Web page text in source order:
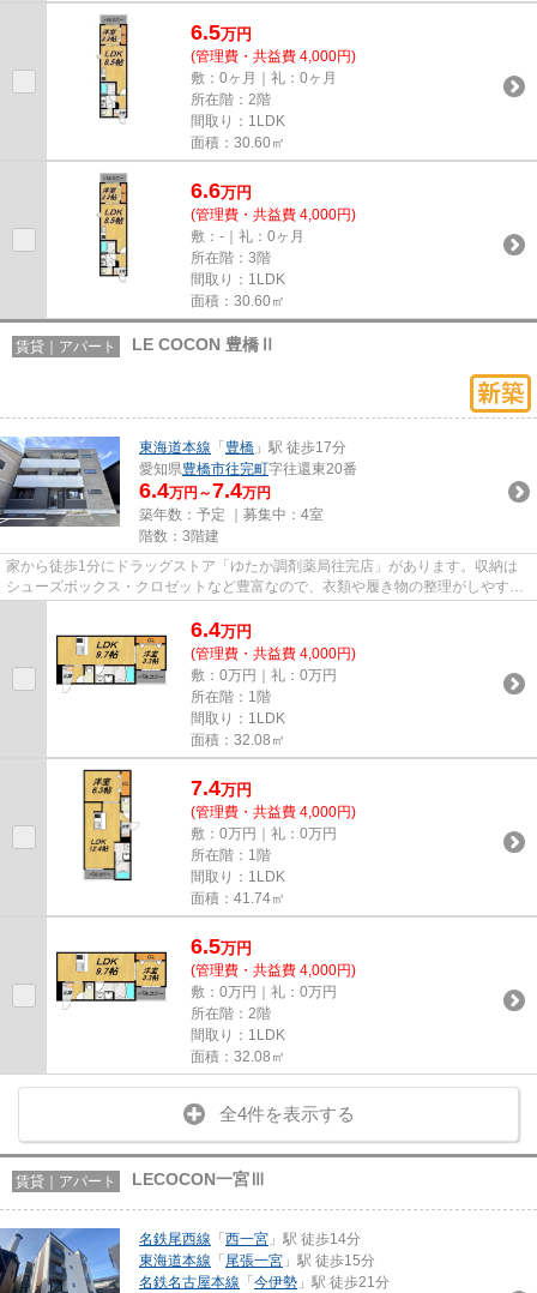
6.5万円
(管理費・共益費 4,000円)
敷：0ヶ月｜礼：0ヶ月
所在階：2階
間取り：1LDK
面積：30.60㎡
6.6万円
(管理費・共益費 4,000円)
敷：-｜礼：0ヶ月
所在階：3階
間取り：1LDK
面積：30.60㎡
賃貸｜アパート LE COCON 豊橋Ⅱ
東海道本線 「 豊橋 」駅 徒歩17分
愛知県豊橋市往完町字往還東20番
6.4万円～7.4万円
築年数：予定 ｜募集中： 4室
階数：3階建
家から徒歩1分にドラッグストア「ゆたか調剤薬局往完店」があります。収納は
シューズボックス・クロゼットなど豊富なので、衣類や履き物の整理がしやすく
6.4万円
(管理費・共益費 4,000円)
敷：0万円｜礼：0万円
所在階：1階
間取り：1LDK
面積：32.08㎡
7.4万円
(管理費・共益費 4,000円)
敷：0万円｜礼：0万円
所在階：1階
間取り：1LDK
面積：41.74㎡
6.5万円
(管理費・共益費 4,000円)
敷：0万円｜礼：0万円
所在階：2階
間取り：1LDK
面積：32.08㎡
全4件を表示する
賃貸｜アパート LECOCON一宮Ⅲ
名鉄尾西線 「 西一宮 」駅 徒歩14分
東海道本線 「 尾張一宮 」駅 徒歩15分
名鉄名古屋本線 「 今伊勢 」駅 徒歩21分